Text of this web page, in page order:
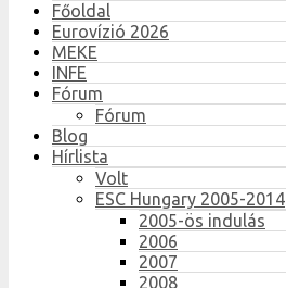
Főoldal
Eurovízió 2026
MEKE
INFE
Fórum
Fórum
Blog
Hírlista
Volt
ESC Hungary 2005-2014
2005-ös indulás
2006
2007
2008